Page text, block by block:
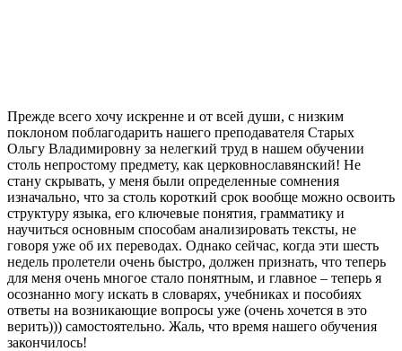
Прежде всего хочу искренне и от всей души, с низким
поклоном поблагодарить нашего преподавателя Старых
Ольгу Владимировну за нелегкий труд в нашем обучении
столь непростому предмету, как церковнославянский! Не
стану скрывать, у меня были определенные сомнения
изначально, что за столь короткий срок вообще можно освоить
структуру языка, его ключевые понятия, грамматику и
научиться основным способам анализировать тексты, не
говоря уже об их переводах. Однако сейчас, когда эти шесть
недель пролетели очень быстро, должен признать, что теперь
для меня очень многое стало понятным, и главное – теперь я
осознанно могу искать в словарях, учебниках и пособиях
ответы на возникающие вопросы уже (очень хочется в это
верить))) самостоятельно. Жаль, что время нашего обучения
закончилось!